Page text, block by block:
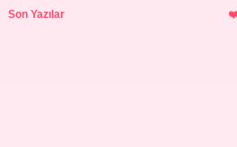
Son Yazılar